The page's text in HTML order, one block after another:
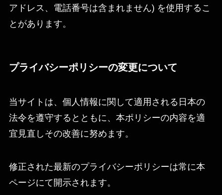
アドレス、電話番号は含まれません) を使用するこ
とがあります。
プライバシーポリシーの変更について
当サイトは、個人情報に関して適用される日本の
法令を遵守するとともに、本ポリシーの内容を適
宜見直しその改善に努めます。
修正された最新のプライバシーポリシーは常に本
ページにて開示されます。